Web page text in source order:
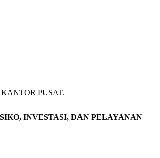
KANTOR PUSAT.
INVESTASI, DAN PELAYANAN